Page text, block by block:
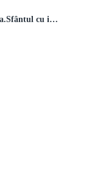
Arsenie Boca.Sfântul cu inima cat cerul